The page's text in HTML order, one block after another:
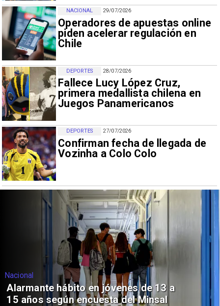
29/07/2026
Operadores de apuestas online
piden acelerar regulación en
Chile
NACIONAL
28/07/2026
Fallece Lucy López Cruz,
primera medallista chilena en
Juegos Panamericanos
DEPORTES
27/07/2026
Confirman fecha de llegada de
Vozinha a Colo Colo
DEPORTES
Nacional
Alarmante hábito en jóvenes de 13 a
15 años según encuesta del Minsal